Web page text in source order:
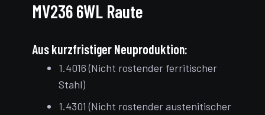
MV236 6WL Raute
Aus kurzfristiger Neuproduktion:
1.4016 (Nicht rostender ferritischer
Stahl)
1.4301 (Nicht rostender austenitischer